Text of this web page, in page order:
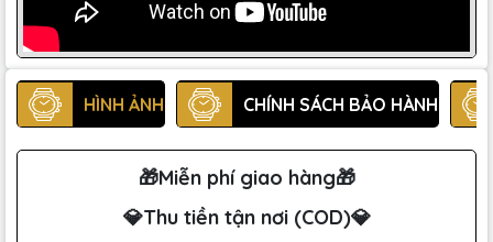
HÌNH ẢNH CHÍNH SÁCH BẢO HÀNH
🎁Miễn phí giao hàng🎁
💎Thu tiền tận nơi (COD)💎